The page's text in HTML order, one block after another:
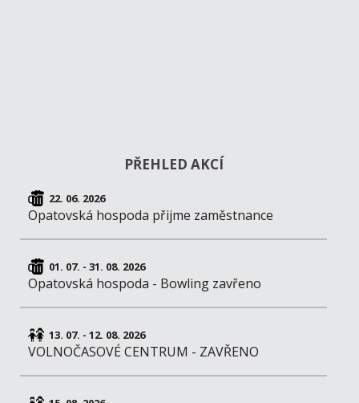
PŘEHLED AKCÍ
22. 06. 2026
Opatovská hospoda přijme zaměstnance
01. 07. - 31. 08. 2026
Opatovská hospoda - Bowling zavřeno
13. 07. - 12. 08. 2026
VOLNOČASOVÉ CENTRUM - ZAVŘENO